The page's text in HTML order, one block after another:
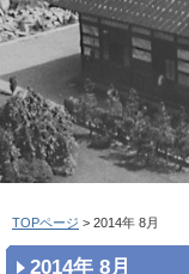
TOPページ > 2014年 8月
2014年 8月